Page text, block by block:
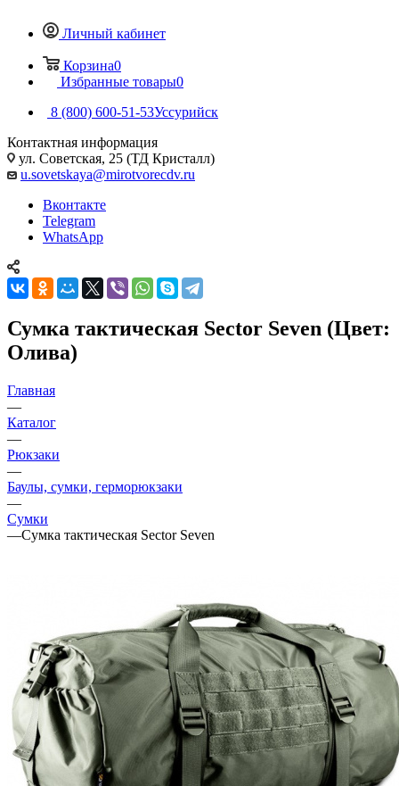
Личный кабинет
Корзина0
Избранные товары0
8 (800) 600-51-53Уссурийск
Контактная информация
ул. Советская, 25 (ТД Кристалл)
u.sovetskaya@mirotvorecdv.ru
Вконтакте
Telegram
WhatsApp
Сумка тактическая Sector Seven (Цвет:
Олива)
Главная
—
Каталог
—
Рюкзаки
—
Баулы, сумки, герморюкзаки
—
Сумки
—Сумка тактическая Sector Seven